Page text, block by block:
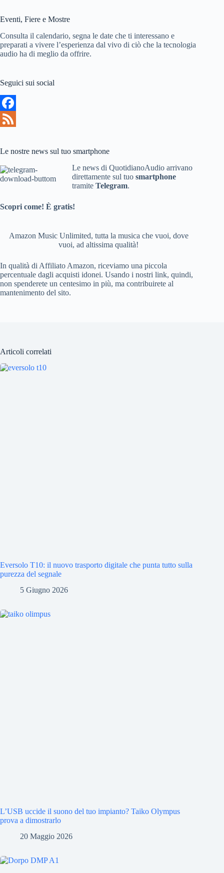
t
Eventi, Fiere e Mostre
Consulta il calendario, segna le date che ti interessano e
preparati a vivere l’esperienza dal vivo di ciò che la tecnologia
audio ha di meglio da offrire.
Seguici sui social
F
c
e
b
e
e
d
Le nostre news sul tuo smartphone
Le news di QuotidianoAudio arrivano
direttamente sul tuo smartphone
tramite Telegram.
Scopri come! È gratis!
Amazon Music Unlimited, tutta la musica che vuoi, dove
vuoi, ad altissima qualità!
In qualità di Affiliato Amazon, riceviamo una piccola
percentuale dagli acquisti idonei. Usando i nostri link, quindi,
non spenderete un centesimo in più, ma contribuirete al
mantenimento del sito.
Articoli correlati
Eversolo T10: il nuovo trasporto digitale che punta tutto sulla
purezza del segnale
5 Giugno 2026
L’USB uccide il suono del tuo impianto? Taiko Olympus
prova a dimostrarlo
20 Maggio 2026